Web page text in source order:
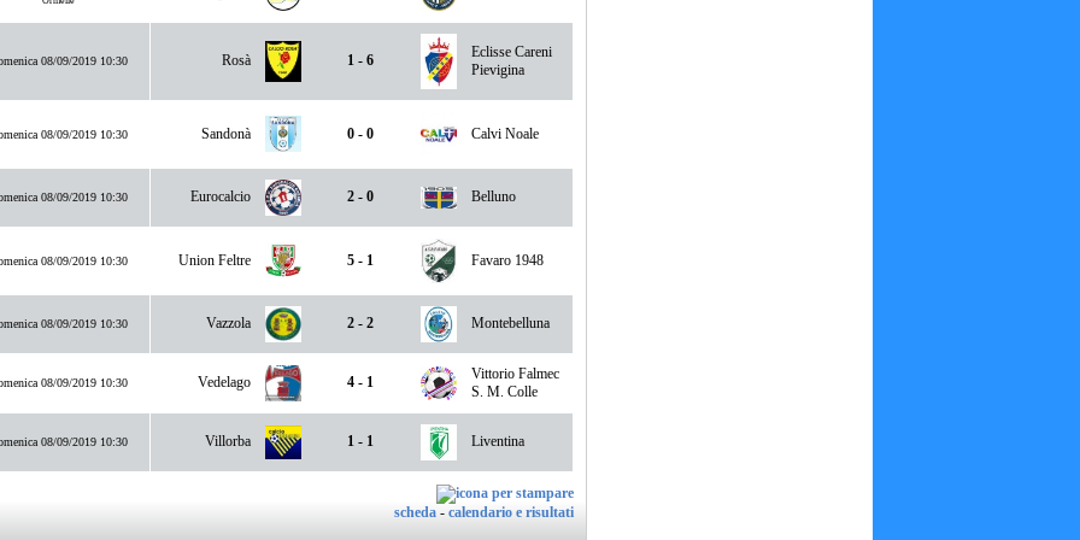
08/09/2019 10:30 Rosà 1 - 6
Eclisse Careni
Pievigina
08/09/2019 10:30 Sandonà 0 - 0 Calvi Noale
08/09/2019 10:30 Eurocalcio 2 - 0 Belluno
08/09/2019 10:30 Union Feltre 5 - 1 Favaro 1948
08/09/2019 10:30 Vazzola 2 - 2 Montebelluna
08/09/2019 10:30 Vedelago 4 - 1
Vittorio Falmec
S. M. Colle
08/09/2019 10:30 Villorba 1 - 1 Liventina
scheda -calendario e risultati